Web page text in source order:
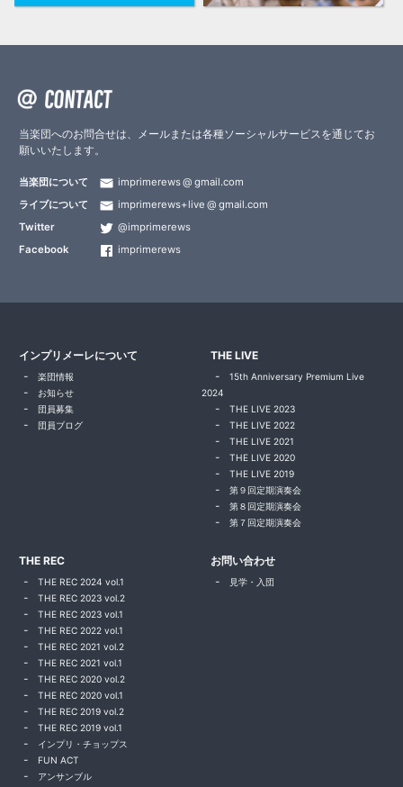
当楽団へのお問合せは、メールまたは各種ソーシャルサービスを通じてお
願いいたします。
当楽団について imprimerews
gmail.com
ライブについて
imprimerews+live
gmail.com
Twitter
@imprimerews
Facebook
imprimerews
インプリメーレについて
楽団情報
お知らせ
団員募集
団員ブログ
THE LIVE
15th Anniversary Premium Live
2024
THE LIVE 2023
THE LIVE 2022
THE LIVE 2021
THE LIVE 2020
THE LIVE 2019
第９回定期演奏会
第８回定期演奏会
第７回定期演奏会
THE REC
THE REC 2024 vol.1
THE REC 2023 vol.2
THE REC 2023 vol.1
THE REC 2022 vol.1
THE REC 2021 vol.2
THE REC 2021 vol.1
THE REC 2020 vol.2
THE REC 2020 vol.1
THE REC 2019 vol.2
THE REC 2019 vol.1
インプリ・チョップス
FUN ACT
アンサンブル
お問い合わせ
見学・入団